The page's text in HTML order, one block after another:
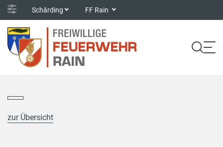
Schärding FF Rain
zur Übersicht